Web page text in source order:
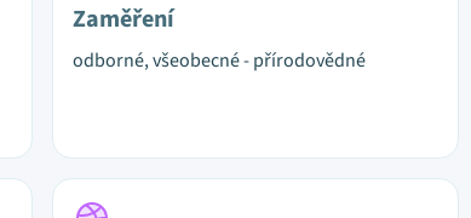
Zaměření
odborné, všeobecné - přírodovědné